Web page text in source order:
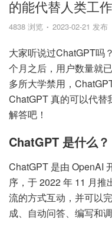
的能代替人类工
4838 浏览 2023-02-21 发布
大家听说过ChatGPT吗
个月之后，用户数量就
多所大学禁用，
ChatGPT 真的可以代替
解答吧！
ChatGPT 是什么？
ChatGPT 是由 OpenAI
序，于 2022 年 11 月推
流的方式互动，并可以
成、自动问答、编写和